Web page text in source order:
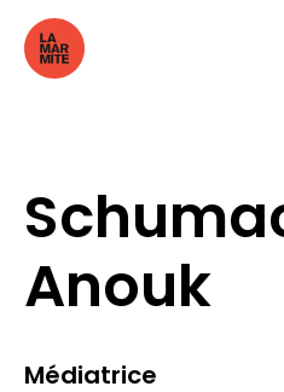
Anouk
Médiatrice